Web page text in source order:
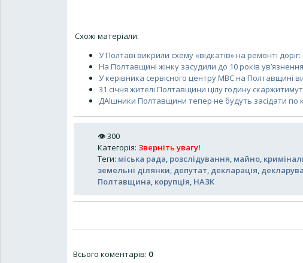
Схожі матеріали:
У Полтаві викрили схему «відкатів» на ремонті
На Полтавщині жінку засудили до 10 років
У керівника сервісного центру МВС на Полтавщині
31 січня жителі Полтавщини цілу годину
ДАІшники Полтавщини тепер не будуть засідати по
👁300
Категорія: Зверніть увагу!
Теги: міська рада, розслідування, майно,
земельні ділянки, депутат, декларація,
Полтавщина, корупція, НАЗК
Всього коментарів: 0